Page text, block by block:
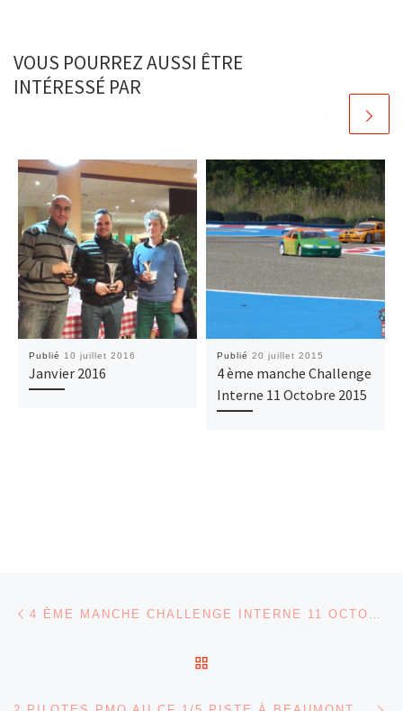
VOUS POURREZ AUSSI ÊTRE
INTÉRESSÉ PAR
Publié 10 juillet 2016
Janvier 2016
Publié 20 juillet 2015
4 ème manche Challenge
Interne 11 Octobre 2015
Parcourir les articles